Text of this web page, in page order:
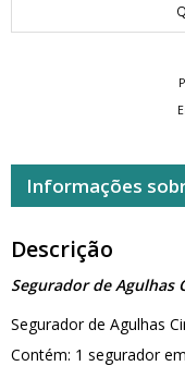
Informações
Descrição
Segurador de Agulhas
Segurador de Agulhas
Contém: 1 segurador